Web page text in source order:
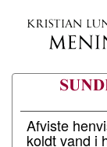
Afviste
koldt vand i